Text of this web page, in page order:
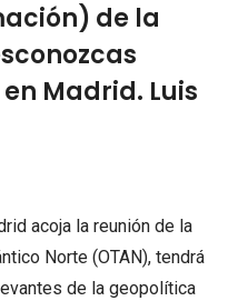
de la
Madrid. Luis
acoja la reunión de la
Norte (OTAN), tendrá
de la geopolítica